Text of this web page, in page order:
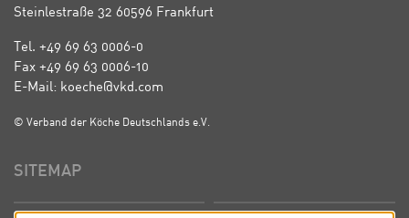
Steinlestraße 32 60596 Frankfurt
Tel. +49 69 63 0006-0
Fax +49 69 63 0006-10
E-Mail: koeche@vkd.com
© Verband der Köche Deutschlands e.V.
SITEMAP